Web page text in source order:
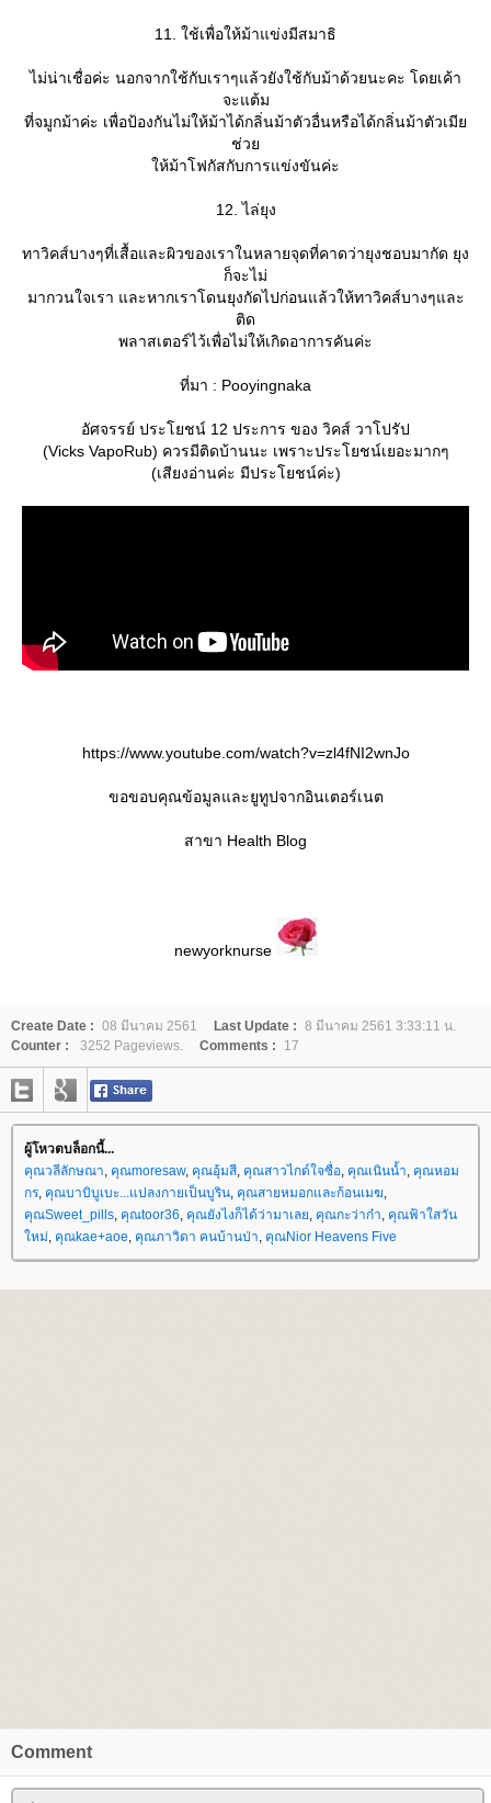
11. ใช้เพื่อให้ม้าแข่งมีสมาธิ
ไม่น่าเชื่อค่ะ นอกจากใช้กับเราๆแล้วยังใช้กับม้าด้วยนะคะ โดยเค้า
จะแต้ม
ที่จมูกม้าค่ะ เพื่อป้องกันไม่ให้ม้าได้กลิ่นม้าตัวอื่นหรือได้กลิ่นม้าตัวเมี
ช่ว
ห้ม้าโฟกัสกับการแข่งขันค่ะ
12. ไล่ยุง
ทาวิคส์บางๆที่เสื้อและผิวของเราในหลายจุดที่คาดว่ายุงชอบมากัด ยุง
ก็จะไม่
มากวนใจเรา และหากเราโดนยุงกัดไปก่อนแล้วให้ทาวิคส์บางๆและ
ติด
พลาสเตอร์ไว้เพื่อไม่ให้เกิดอาการคันค่ะ
ที่มา : Pooyingnaka
อัศจรรย์ ประโยชน์ 12 ประการ ของ วิคส์ วาโปรัป
(Vicks VapoRub) ควรมีติดบ้านนะ เพราะประโยชน์เยอะมากๆ
(เสียงอ่านค่ะ มีประโยชน์ค่ะ)
https://www.youtube.com/watch?v=zl4fNI2wnJo
ขอขอบคุณข้อมูลและยูทูปจากอินเตอร์เนต
สาขา Health Blog
newyorknurse
Create Date : 08 มีนาคม 2561 Last Update : 8 มีนาคม 2561 3:33:11 น.
Counter :
3252 Pageviews. Comments : 17
ผู้โหวตบล็อกนี้...
คุณวลีลักษณา คุณmoresaw, คุณอุ้มสี คุณสาวไกด์ใจซื่อ คุณเนินน้ำ คุณหอม
กร คุณบาบิบูเบะ...แปลงกายเป็นบูริน คุณสายหมอกและก้อนเมฆ
คุณSweet_pills คุณtoor36 คุณยังไงก็ได้ว่ามาเล คุณกะว่าก๋า คุณฟ้าใสวัน
หม่ คุณkae+aoe คุณภาวิดา คนบ้านป่า คุณNior Heavens Five
Comment